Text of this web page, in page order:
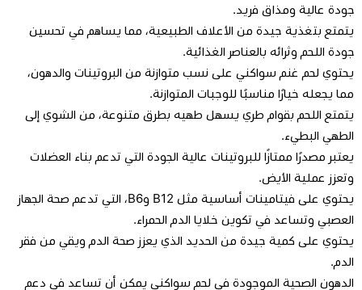
جودة عالية ومذاق فريد.
يتمتع بتغذية جيدة من الأعلاف الطبيعية، مما يساهم في تحسين
جودة اللحم وثرائه بالعناصر الغذائية.
يحتوي لحم غنم سواكني على نسب متوازنة من البروتينات والدهون،
مما يجعله خيارًا مناسبًا للوجبات المتوازنة.
يتمتع اللحم بقوام طري يسهل طهيه بطرق متنوعة، من الشوي إلى
الطهي البطيء.
يعتبر مصدرًا ممتازًا للبروتينات عالية الجودة التي تدعم بناء العضلات
وتعزز عملية الأيض.
يحتوي على فيتامينات أساسية مثل B12 وB6، التي تدعم صحة الجهاز
العصبي وتساعد في تكوين خلايا الدم الحمراء.
يحتوي على كمية جيدة من الحديد الذي يعزز صحة الدم ويقي من فقر
الدم.
الدهون الصحية الموجودة في لحم سواكني يمكن أن تساعد في دعم